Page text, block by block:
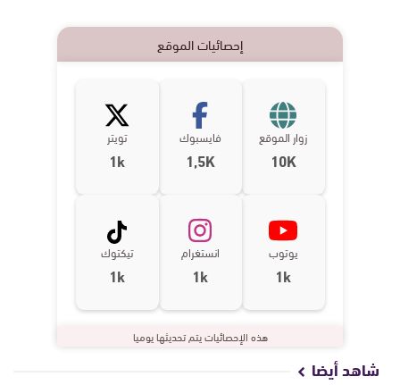
إحصائيات الموقع
زوار الموقع
10K
فايسبوك
1,5K
تويتر
1k
يوتوب
1k
انستغرام
1k
تيكتوك
1k
هذه الإحصائيات يتم تحديثها يوميا
شاهد أيضا